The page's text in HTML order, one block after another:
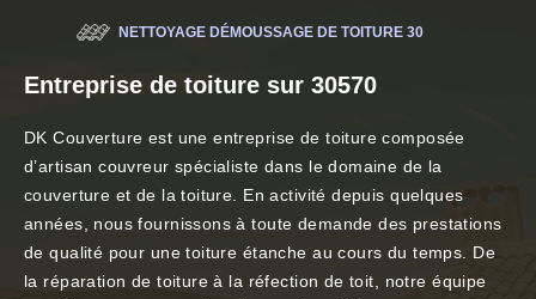
NETTOYAGE DÉMOUSSAGE DE TOITURE 30
Entreprise de toiture sur 30570
DK Couverture est une entreprise de toiture composée
d’artisan couvreur spécialiste dans le domaine de la
couverture et de la toiture. En activité depuis quelques
années, nous fournissons à toute demande des prestations
de qualité pour une toiture étanche au cours du temps. De
la réparation de toiture à la réfection de toit, notre équipe